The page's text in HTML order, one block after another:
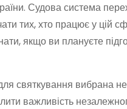
Судова система
тих, хто працює у цій
якщо ви плануєте
святкування вибрана
важливість